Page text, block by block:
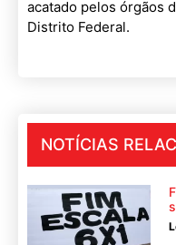
acatado pelos órgãos
Distrito Federal.
NOTÍCIAS